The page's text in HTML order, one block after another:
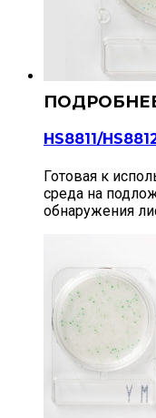
HS8811/
Готовая к
среда на
обнаружения